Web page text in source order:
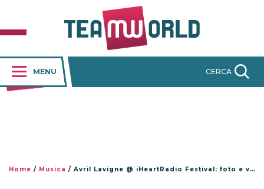
MENU CERCA
Home / Musica / Avril Lavigne @ iHeartRadio Festival: foto e video da Las Vegas